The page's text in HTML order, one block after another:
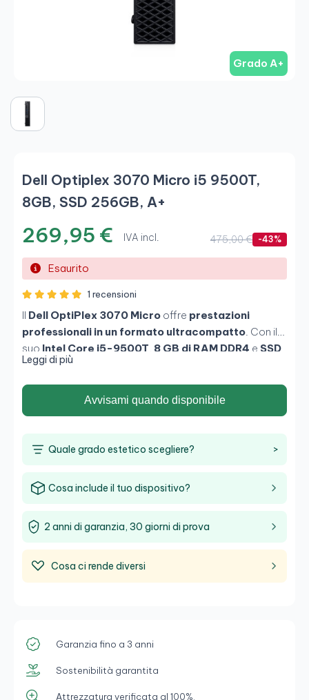
Grado A+
Dell Optiplex 3070 Micro i5 9500T,
8GB, SSD 256GB, A+
269,95 € IVA incl. 475,00 € -43%
Esaurito
1 recensioni
Il Dell OptiPlex 3070 Micro offre prestazioni
professionali in un formato ultracompatto. Con il
suo Intel Core i5-9500T 8 GB di RAM DDR4 e SSD
da 256 GB
attività d’ufficio, nel multitasking e nella gestione
documentale. Ideale perambienti aziendali o smart
working, combina basso consumo, silenziosità e
Leggi di più
Avvisami quando disponibile
Quale grado estetico scegliere? >
Cosa include il tuo dispositivo?
2 anni di garanzia, 30 giorni di prova
Cosa ci rende diversi
Garanzia fino a 3 anni
Sostenibilità garantita
Attrezzatura verificata al 100%.